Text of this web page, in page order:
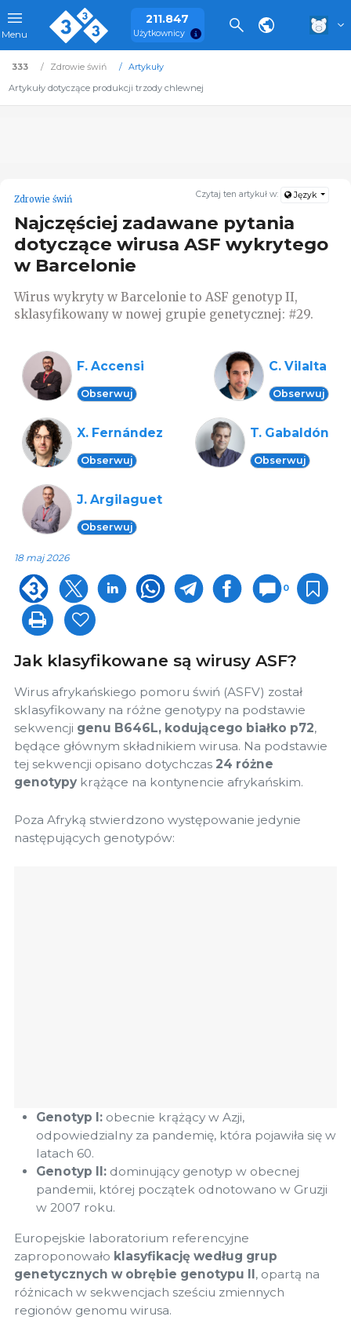
Menu
211.847
Użytkownicy
333 Zdrowie świń
Artykuły
Artykuły dotyczące produkcji trzody chlewnej
Czytaj ten artykuł w: Język
Zdrowie świń
Najczęściej zadawane pytania
dotyczące wirusa ASF wykrytego
w Barcelonie
Wirus wykryty w Barcelonie to ASF genotyp II,
sklasyfikowany w nowej grupie genetycznej: #29.
F. Accensi
Obserwuj
C. Vilalta
Obserwuj
X. Fernández
Obserwuj
T. Gabaldón
Obserwuj
J. Argilaguet
Obserwuj
18 maj 2026
0
Jak klasyfikowane są wirusy ASF?
Wirus afrykańskiego pomoru świń (ASFV) został
sklasyfikowany na różne genotypy na podstawie
sekwencji genu B646L, kodującego białko p72,
będące głównym składnikiem wirusa. Na podstawie
tej sekwencji opisano dotychczas 24 różne
genotypy krążące na kontynencie afrykańskim.
Poza Afryką stwierdzono występowanie jedynie
następujących genotypów:
Genotyp I: obecnie krążący w Azji,
odpowiedzialny za pandemię, która pojawiła się w
latach 60.
Genotyp II: dominujący genotyp w obecnej
pandemii, której początek odnotowano w Gruzji
w 2007 roku.
Europejskie laboratorium referencyjne
zaproponowało klasyfikację według grup
genetycznych w obrębie genotypu II, opartą na
różnicach w sekwencjach sześciu zmiennych
regionów genomu wirusa.